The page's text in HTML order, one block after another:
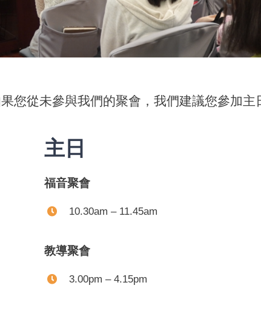
您從未參與我們的聚會，我們建議您參加
主日
福音聚會
10.30am – 11.45am
教導聚會
3.00pm – 4.15pm